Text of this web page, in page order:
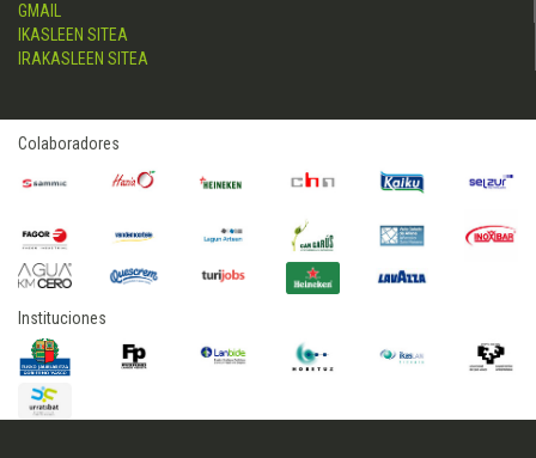
GMAIL
IKASLEEN SITEA
IRAKASLEEN SITEA
Colaboradores
Instituciones